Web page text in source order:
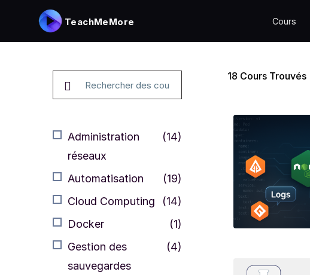
TeachMeMore Cours
Administration
réseaux
(14)
Automatisation
(19)
Cloud Computing
(14)
Docker
(1)
Gestion des
sauvegardes
(4)
18 Cours Trouvés